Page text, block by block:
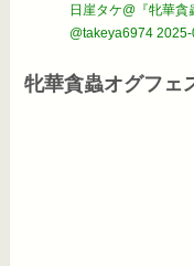
日崖タケ@『牝華貪
@takeya6974
牝華貪蟲オグフェ